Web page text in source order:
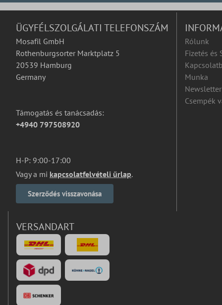
ÜGYFÉLSZOLGÁLATI TELEFONSZÁM
Mosafil GmbH
Rothenburgsorter Marktplatz 5
20539 Hamburg
Germany
Támogatás és tanácsadás:
+4940 797508920
H-P: 9:00-17:00
Vagy a mi kapcsolatfelvételi űrlap.
Szerződés visszavonása
Rólunk
Fizetés és
Munka
Newsletter
Csempék
VERSANDART